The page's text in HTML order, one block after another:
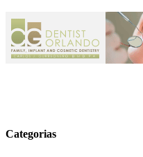
Categorias